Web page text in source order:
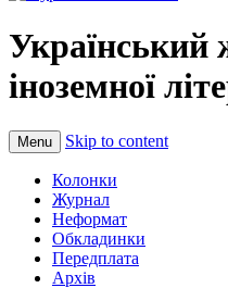
Український
іноземної
Menu Skip to content
Колонки
Журнал
Неформат
Обкладинки
Передплата
Архів